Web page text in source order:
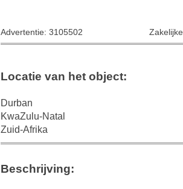
Advertentie: 3105502
Locatie van het object:
Durban
KwaZulu-Natal
Zuid-Afrika
Beschrijving: